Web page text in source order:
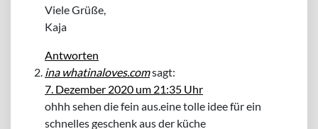
Viele Grüße,
Kaja
Antworten
ina whatinaloves.comsagt:
7. Dezember 2020 um 21:35 Uhr
ohhh sehen die fein aus.eine tolle idee für ein
schnelles geschenk aus der küche